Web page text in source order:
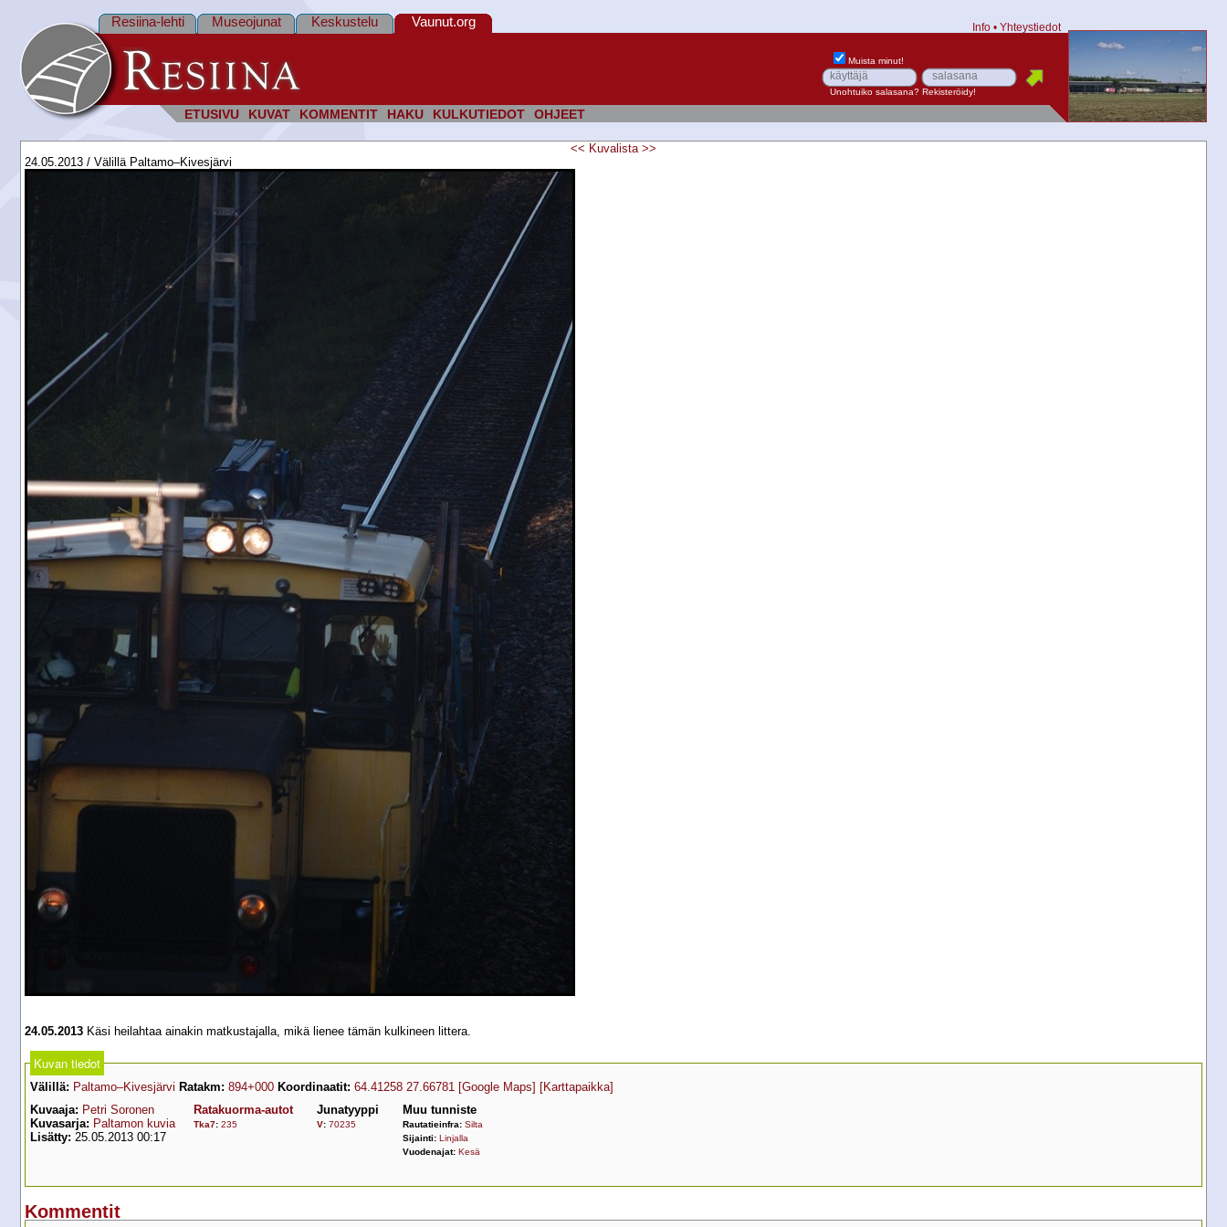
ETUSIVU KUVAT KOMMENTIT HAKU KULKUTIEDOT OHJEET
Resiina-lehti Museojunat Keskustelu Vaunut.org Info • Yhteystiedot
Muista minut!
Unohtuiko salasana? Rekisteröidy!
<< Kuvalista >>
24.05.2013 / Välillä Paltamo–Kivesjärvi
24.05.2013 Käsi heilahtaa ainakin matkustajalla, mikä lienee tämän kulkineen littera.
Kuvan tiedot
Välillä: Paltamo–Kivesjärvi Ratakm: 894+000 Koordinaatit: 64.41258 27.66781 [Google Maps] [Karttapaikka]
Kuvaaja: Petri Soronen
Kuvasarja: Paltamon kuvia
Lisätty: 25.05.2013 00:17
Ratakuorma-autot
Tka7: 235
Junatyyppi
V: 70235
Muu tunniste
Rautatieinfra: Silta
Sijainti: Linjalla
Vuodenajat: Kesä
Kommentit